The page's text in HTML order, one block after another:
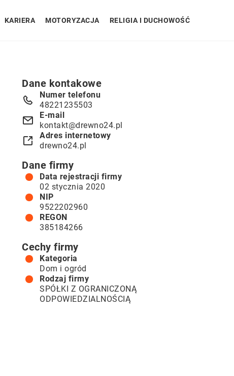
KARIERA MOTORYZACJA RELIGIA I DUCHOWOŚĆ
Dane kontakowe
Numer telefonu
48221235503
E-mail
kontakt@drewno24.pl
Adres internetowy
drewno24.pl
Dane firmy
Data rejestracji firmy
02 stycznia 2020
NIP
9522202960
REGON
385184266
Cechy firmy
Kategoria
Dom i ogród
Rodzaj firmy
SPÓŁKI Z OGRANICZONĄ
ODPOWIEDZIALNOŚCIĄ